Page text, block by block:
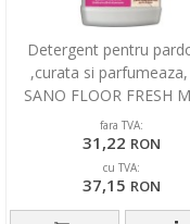
Detergent pentru
,curata si
SANO FLOOR FRESH
fara TVA:
31,22 RON
cu TVA:
37,15 RON